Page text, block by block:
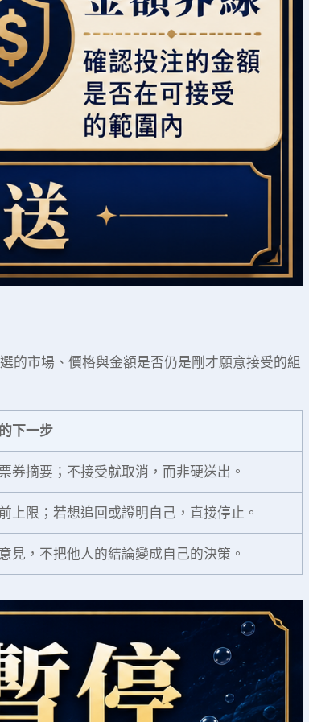
的市場、價格與金額是否仍是剛才願意接受的組
下一步
券摘要；不接受就取消，而非硬送出。
上限；若想追回或證明自己，直接停止。
見，不把他人的結論變成自己的決策。